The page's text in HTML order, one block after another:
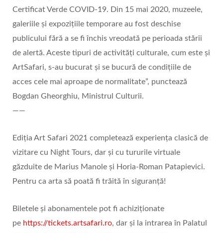
Certificat Verde COVID-19. Din 15 mai 2020, muzeele,
galeriile și expozițiile temporare au fost deschise
publicului fără a se fi închis vreodată pe perioada stării
de alertă. Aceste tipuri de activități culturale, cum este și
ArtSafari, s-au bucurat și se bucură de condițiile de
acces cele mai aproape de normalitate”, punctează
Bogdan Gheorghiu, Ministrul Culturii.
——
Ediția Art Safari 2021 completează experiența clasică de
vizitare cu Night Tours, dar și cu tururile virtuale
găzduite de Marius Manole și Horia-Roman Patapievici.
Pentru ca arta să poată fi trăită în siguranță!
Biletele și abonamentele pot fi achiziționate
pe https://tickets.artsafari.ro, dar și la intrarea în Palatul